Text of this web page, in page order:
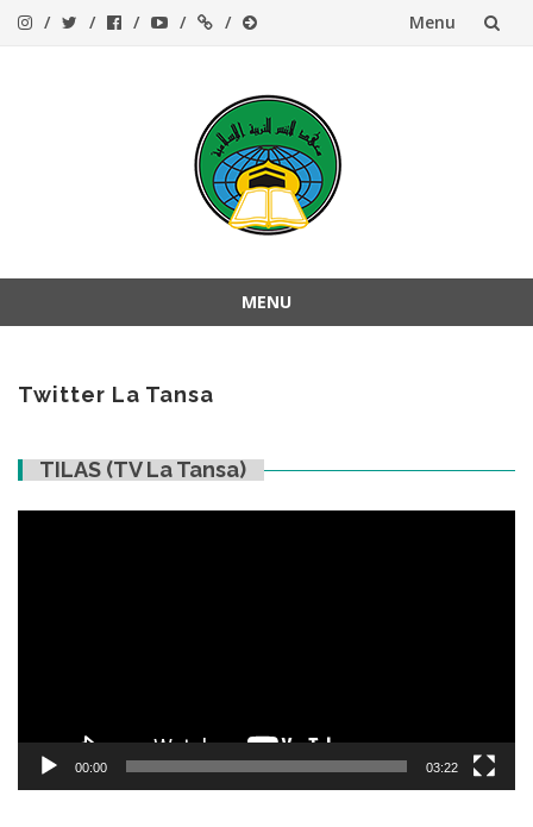
Menu
MENU
content
Twitter La Tansa
TILAS (TV La Tansa)
00:00 03:22